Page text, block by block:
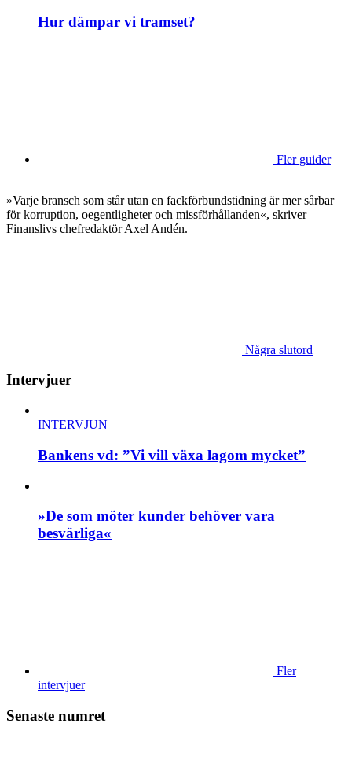
Hur dämpar vi tramset?
Fler guider
»Varje bransch som står utan en fackförbundstidning är mer sårbar
för korruption, oegentligheter och missförhållanden«, skriver
Finanslivs chefredaktör Axel Andén.
Några slutord
Intervjuer
INTERVJUN
Bankens vd: ”Vi vill växa lagom mycket”
»De som möter kunder behöver vara
besvärliga«
Fler
intervjuer
Senaste numret